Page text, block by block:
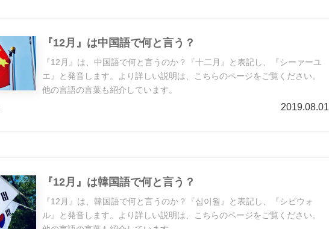
『12月』は中国語で何と言う？
『12月』は、中国語で何と言うのか？『十二月』と表記し、『シーァーユ
エ』と発音します。より詳しい説明は、こちらのページをご覧ください。
他の言語の言葉も紹介しています。
2019.08.01
『12月』は韓国語で何と言う？
『12月』は、韓国語で何と言うのか？『십이월』と表記し、『シビウォ
ル』と発音します。より詳しい説明は、こちらのページをご覧ください。